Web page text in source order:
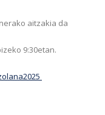
aitzakia da
9:30etan.